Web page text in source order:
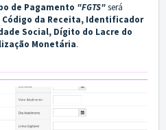
de Pagamento "FGTS"será
Código da Receita, Identificador
Social, Dígito do Lacre do
Monetária.